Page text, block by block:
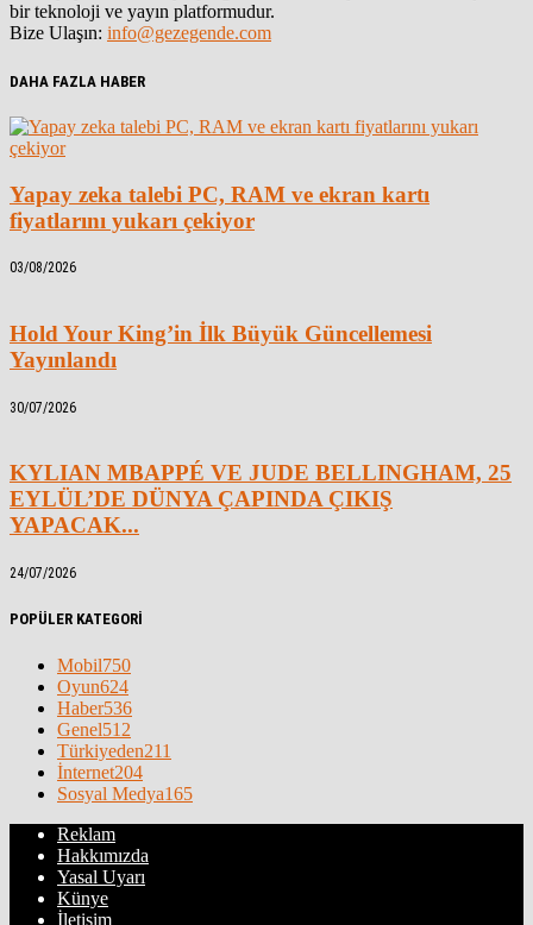
bir teknoloji ve yayın platformudur.
Bize Ulaşın: info@gezegende.com
DAHA FAZLA HABER
Yapay zeka talebi PC, RAM ve ekran kartı
fiyatlarını yukarı çekiyor
03/08/2026
Hold Your King’in İlk Büyük Güncellemesi
Yayınlandı
30/07/2026
KYLIAN MBAPPÉ VE JUDE BELLINGHAM, 25
EYLÜL’DE DÜNYA ÇAPINDA ÇIKIŞ
YAPACAK...
24/07/2026
POPÜLER KATEGORİ
Mobil750
Oyun624
Haber536
Genel512
Türkiyeden211
İnternet204
Sosyal Medya165
Reklam
Hakkımızda
Yasal Uyarı
Künye
İletişim